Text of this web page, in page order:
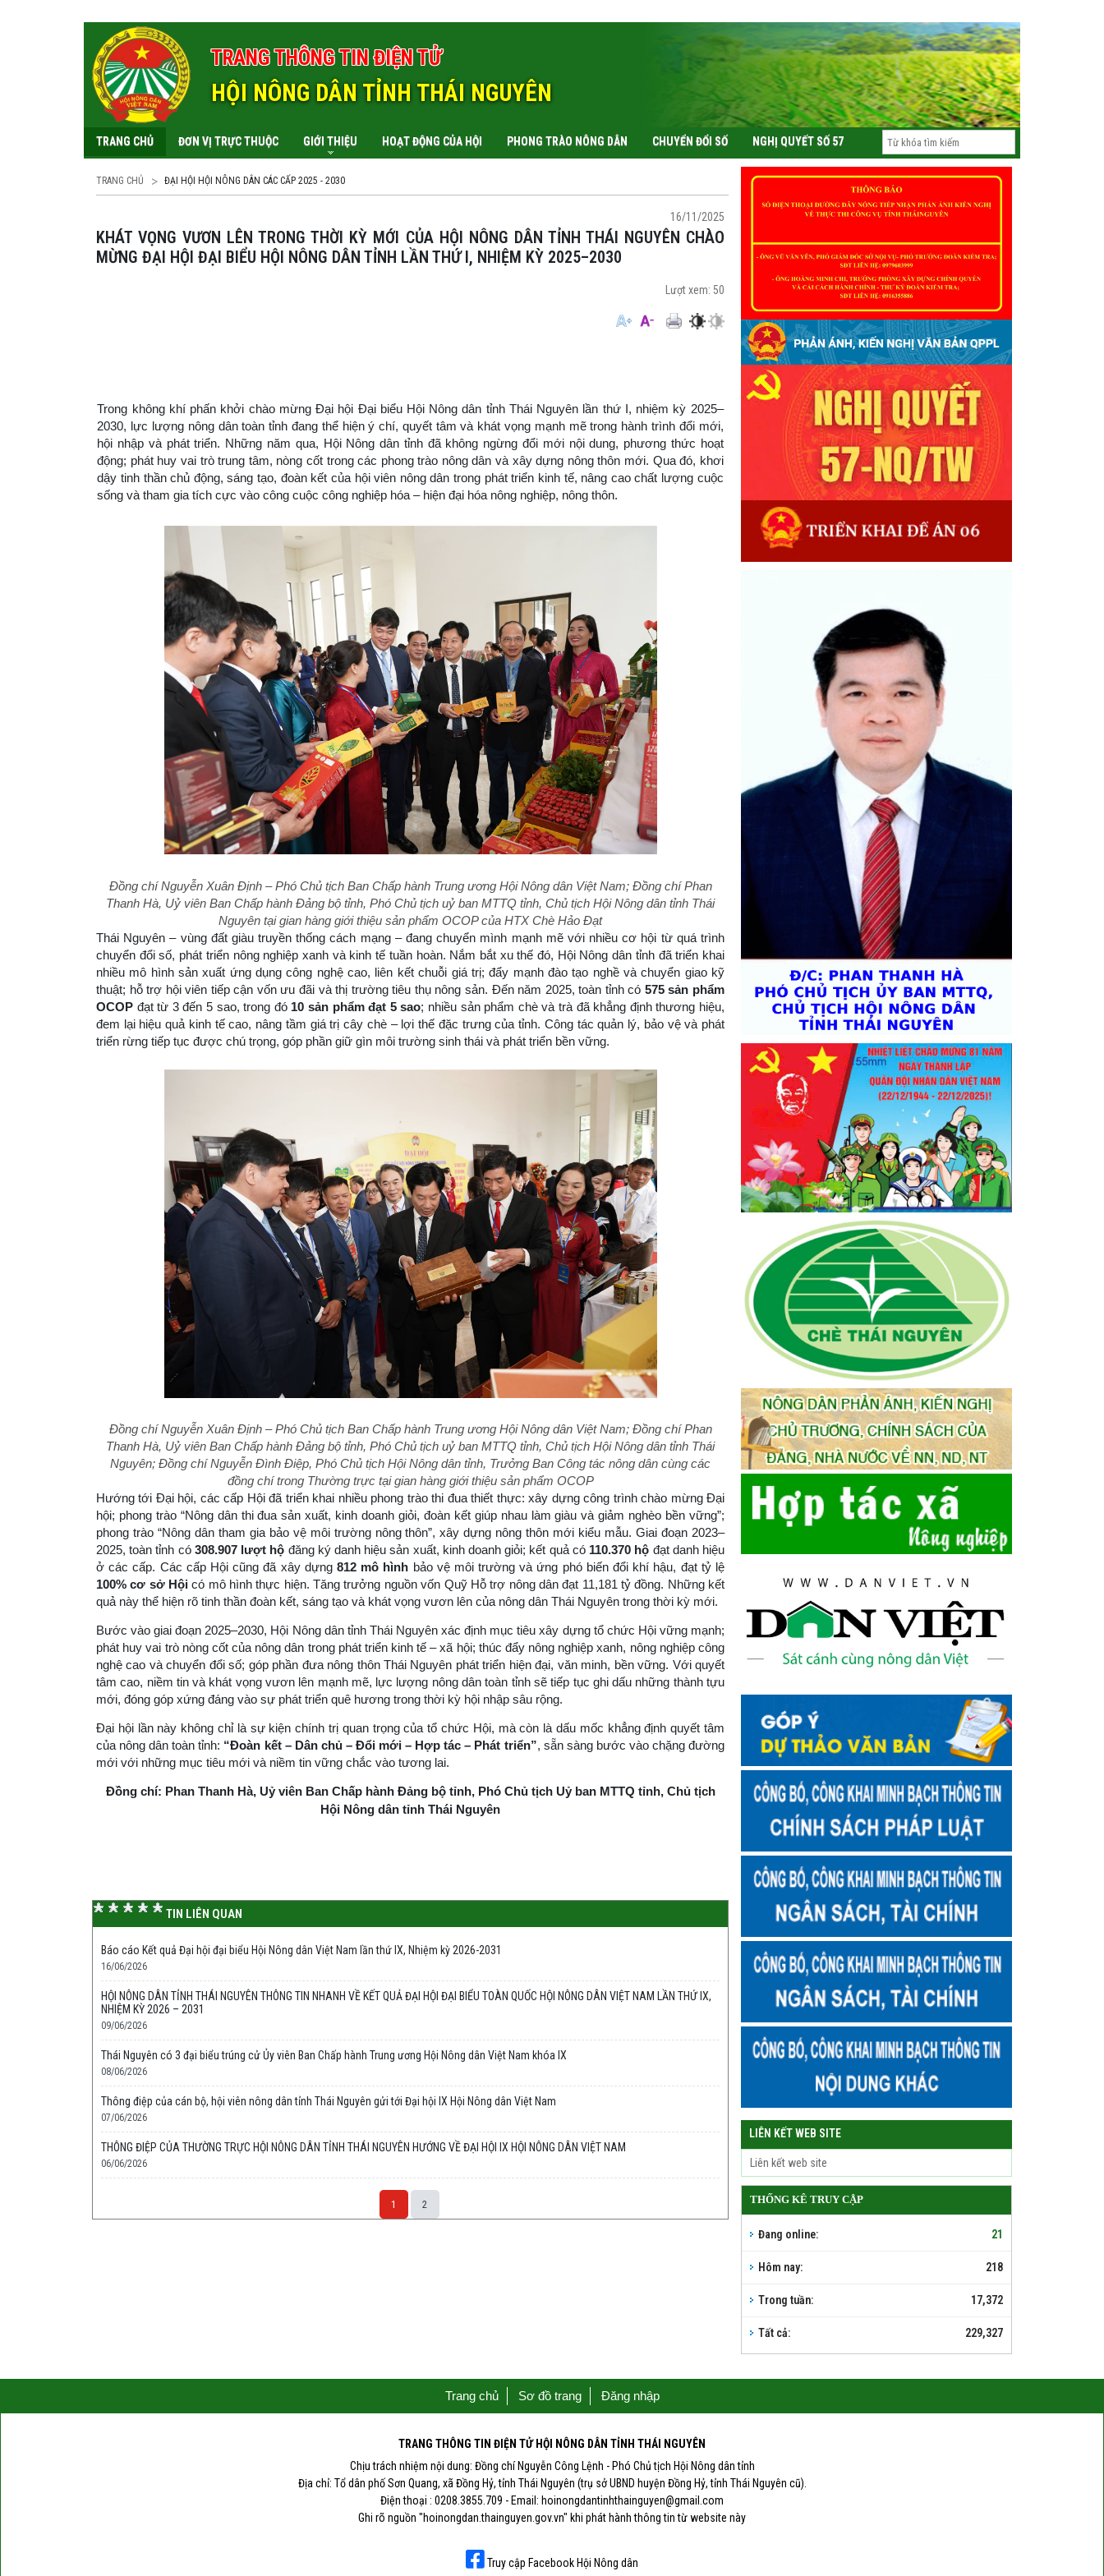
TRANG THÔNG TIN ĐIỆN TỬ
HỘI NÔNG DÂN TỈNH THÁI NGUYÊN
TRANG CHỦ ĐƠN VỊ TRỰC THUỘC GIỚI THIỆU HOẠT ĐỘNG CỦA HỘI PHONG TRÀO NÔNG DÂN CHUYỂN ĐỔI SỐ NGHỊ QUYẾT SỐ 57
TRANG CHỦ ĐẠI HỘI HỘI NÔNG DÂN CÁC CẤP 2025 - 2030
16/11/2025
KHÁT VỌNG VƯƠN LÊN TRONG THỜI KỲ MỚI CỦA HỘI NÔNG DÂN TỈNH THÁI NGUYÊN CHÀO
MỪNG ĐẠI HỘI ĐẠI BIỂU HỘI NÔNG DÂN TỈNH LẦN THỨ I, NHIỆM KỲ 2025–2030
Lượt xem: 50
Trong không khí phấn khởi chào mừng Đại hội Đại biểu Hội Nông dân tỉnh Thái Nguyên lần thứ I, nhiệm kỳ 2025–
2030, lực lượng nông dân toàn tỉnh đang thể hiện ý chí, quyết tâm và khát vọng mạnh mẽ trong hành trình đổi mới,
hội nhập và phát triển. Những năm qua, Hội Nông dân tỉnh đã không ngừng đổi mới nội dung, phương thức hoạt
động; phát huy vai trò trung tâm, nòng cốt trong các phong trào nông dân và xây dựng nông thôn mới. Qua đó, khơi
dậy tinh thần chủ động, sáng tạo, đoàn kết của hội viên nông dân trong phát triển kinh tế, nâng cao chất lượng cuộc
sống và tham gia tích cực vào công cuộc công nghiệp hóa – hiện đại hóa nông nghiệp, nông thôn.
Đồng chí Nguyễn Xuân Định – Phó Chủ tịch Ban Chấp hành Trung ương Hội Nông dân Việt Nam; Đồng chí Phan
Thanh Hà, Uỷ viên Ban Chấp hành Đảng bộ tỉnh, Phó Chủ tịch uỷ ban MTTQ tỉnh, Chủ tịch Hội Nông dân tỉnh Thái
Nguyên tại gian hàng giới thiệu sản phẩm OCOP của HTX Chè Hảo Đạt
Thái Nguyên – vùng đất giàu truyền thống cách mạng – đang chuyển mình mạnh mẽ với nhiều cơ hội từ quá trình
chuyển đổi số, phát triển nông nghiệp xanh và kinh tế tuần hoàn. Nắm bắt xu thế đó, Hội Nông dân tỉnh đã triển khai
nhiều mô hình sản xuất ứng dụng công nghệ cao, liên kết chuỗi giá trị; đẩy mạnh đào tạo nghề và chuyển giao kỹ
thuật; hỗ trợ hội viên tiếp cận vốn ưu đãi và thị trường tiêu thụ nông sản. Đến năm 2025, toàn tỉnh có 575 sản phẩm
OCOP đạt từ 3 đến 5 sao, trong đó 10 sản phẩm đạt 5 sao; nhiều sản phẩm chè và trà đã khẳng định thương hiệu,
đem lại hiệu quả kinh tế cao, nâng tầm giá trị cây chè – lợi thế đặc trưng của tỉnh. Công tác quản lý, bảo vệ và phát
triển rừng tiếp tục được chú trọng, góp phần giữ gìn môi trường sinh thái và phát triển bền vững.
Đồng chí Nguyễn Xuân Định – Phó Chủ tịch Ban Chấp hành Trung ương Hội Nông dân Việt Nam; Đồng chí Phan
Thanh Hà, Uỷ viên Ban Chấp hành Đảng bộ tỉnh, Phó Chủ tịch uỷ ban MTTQ tỉnh, Chủ tịch Hội Nông dân tỉnh Thái
Nguyên; Đồng chí Nguyễn Đình Điệp, Phó Chủ tịch Hội Nông dân tỉnh, Trưởng Ban Công tác nông dân cùng các
đồng chí trong Thường trực tại gian hàng giới thiệu sản phẩm OCOP
Hướng tới Đại hội, các cấp Hội đã triển khai nhiều phong trào thi đua thiết thực: xây dựng công trình chào mừng Đại
hội; phong trào “Nông dân thi đua sản xuất, kinh doanh giỏi, đoàn kết giúp nhau làm giàu và giảm nghèo bền vững”;
phong trào “Nông dân tham gia bảo vệ môi trường nông thôn”, xây dựng nông thôn mới kiểu mẫu. Giai đoạn 2023–
2025, toàn tỉnh có 308.907 lượt hộ đăng ký danh hiệu sản xuất, kinh doanh giỏi; kết quả có 110.370 hộ đạt danh hiệu
ở các cấp. Các cấp Hội cũng đã xây dựng 812 mô hình bảo vệ môi trường và ứng phó biến đổi khí hậu, đạt tỷ lệ
100% cơ sở Hội có mô hình thực hiện. Tăng trưởng nguồn vốn Quỹ Hỗ trợ nông dân đạt 11,181 tỷ đồng. Những kết
quả này thể hiện rõ tinh thần đoàn kết, sáng tạo và khát vọng vươn lên của nông dân Thái Nguyên trong thời kỳ mới.
Bước vào giai đoạn 2025–2030, Hội Nông dân tỉnh Thái Nguyên xác định mục tiêu xây dựng tổ chức Hội vững mạnh;
phát huy vai trò nòng cốt của nông dân trong phát triển kinh tế – xã hội; thúc đẩy nông nghiệp xanh, nông nghiệp công
nghệ cao và chuyển đổi số; góp phần đưa nông thôn Thái Nguyên phát triển hiện đại, văn minh, bền vững. Với quyết
tâm cao, niềm tin và khát vọng vươn lên mạnh mẽ, lực lượng nông dân toàn tỉnh sẽ tiếp tục ghi dấu những thành tựu
mới, đóng góp xứng đáng vào sự phát triển quê hương trong thời kỳ hội nhập sâu rộng.
Đại hội lần này không chỉ là sự kiện chính trị quan trọng của tổ chức Hội, mà còn là dấu mốc khẳng định quyết tâm
của nông dân toàn tỉnh: “Đoàn kết – Dân chủ – Đổi mới – Hợp tác – Phát triển”, sẵn sàng bước vào chặng đường
mới với những mục tiêu mới và niềm tin vững chắc vào tương lai.
Đồng chí: Phan Thanh Hà, Uỷ viên Ban Chấp hành Đảng bộ tỉnh, Phó Chủ tịch Uỷ ban MTTQ tỉnh, Chủ tịch
Hội Nông dân tỉnh Thái Nguyên
TIN LIÊN QUAN
Báo cáo Kết quả Đại hội đại biểu Hội Nông dân Việt Nam lần thứ IX, Nhiệm kỳ 2026-2031
16/06/2026
HỘI NÔNG DÂN TỈNH THÁI NGUYÊN THÔNG TIN NHANH VỀ KẾT QUẢ ĐẠI HỘI ĐẠI BIỂU TOÀN QUỐC HỘI NÔNG DÂN VIỆT NAM LẦN THỨ IX,
NHIỆM KỲ 2026 – 2031
09/06/2026
Thái Nguyên có 3 đại biểu trúng cử Ủy viên Ban Chấp hành Trung ương Hội Nông dân Việt Nam khóa IX
08/06/2026
Thông điệp của cán bộ, hội viên nông dân tỉnh Thái Nguyên gửi tới Đại hội IX Hội Nông dân Việt Nam
07/06/2026
THÔNG ĐIỆP CỦA THƯỜNG TRỰC HỘI NÔNG DÂN TỈNH THÁI NGUYÊN HƯỚNG VỀ ĐẠI HỘI IX HỘI NÔNG DÂN VIỆT NAM
06/06/2026
1 2
LIÊN KẾT WEB SITE
THỐNG KÊ TRUY CẬP
Đang online: 21
Hôm nay: 218
Trong tuần: 17,372
Tất cả: 229,327
Trang chủ Sơ đồ trang Đăng nhập
TRANG THÔNG TIN ĐIỆN TỬ HỘI NÔNG DÂN TỈNH THÁI NGUYÊN
Chịu trách nhiệm nội dung: Đồng chí Nguyễn Công Lệnh - Phó Chủ tịch Hội Nông dân tỉnh
Địa chỉ: Tổ dân phố Sơn Quang, xã Đồng Hỷ, tỉnh Thái Nguyên (trụ sở UBND huyện Đồng Hỷ, tỉnh Thái Nguyên cũ).
Điện thoại : 0208.3855.709 - Email: hoinongdantinhthainguyen@gmail.com
Ghi rõ nguồn "hoinongdan.thainguyen.gov.vn" khi phát hành thông tin từ website này
Truy cập Facebook Hội Nông dân